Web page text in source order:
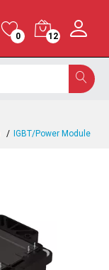
0 12
IGBT/Power Module